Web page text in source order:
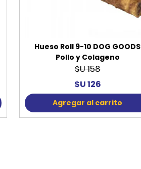
Hueso Roll 9-10 DOG GOODS
Pollo y Colageno
$U 158
$U 126
Agregar al carrito